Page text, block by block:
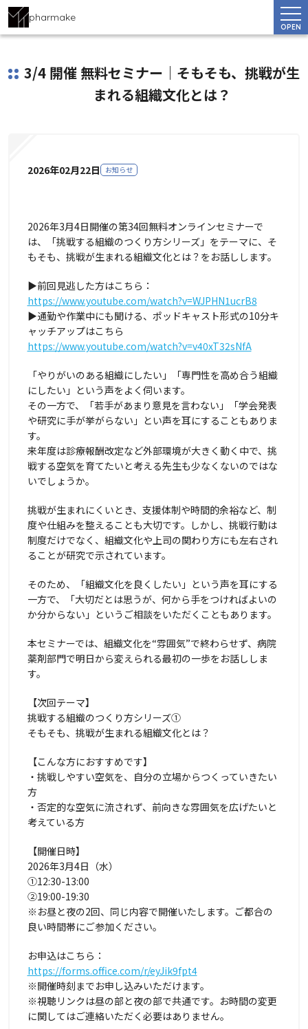
pharmake
OPEN
3/4 開催 無料セミナー｜そもそも、挑戦が生
まれる組織文化とは？
2026年02月22日 お知らせ
2026年3月4日開催の第34回無料オンラインセミナーで
は、「挑戦する組織のつくり方シリーズ」をテーマに、そ
もそも、挑戦が生まれる組織文化とは？をお話しします。
▶前回見逃した方はこちら：
https://www.youtube.com/watch?v=WJPHN1ucrB8
▶通勤や作業中にも聞ける、ポッドキャスト形式の10分キ
ャッチアップはこちら
https://www.youtube.com/watch?v=v40xT32sNfA
「やりがいのある組織にしたい」「専門性を高め合う組織
にしたい」という声をよく伺います。
その一方で、「若手があまり意見を言わない」「学会発表
や研究に手が挙がらない」とい声を耳にすることもありま
す。
来年度は診療報酬改定など外部環境が大きく動く中で、挑
戦する空気を育てたいと考える先生も少なくないのではな
いでしょうか。
挑戦が生まれにくいとき、支援体制や時間的余裕など、制
度や仕組みを整えることも大切です。しかし、挑戦行動は
制度だけでなく、組織文化や上司の関わり方にも左右され
ることが研究で示されています。
そのため、「組織文化を良くしたい」という声を耳にする
一方で、「大切だとは思うが、何から手をつければよいの
か分からない」というご相談をいただくこともあります。
本セミナーでは、組織文化を“雰囲気”で終わらせず、病院
薬剤部門で明日から変えられる最初の一歩をお話ししま
す。
【次回テーマ】
挑戦する組織のつくり方シリーズ①
そもそも、挑戦が生まれる組織文化とは？
【こんな方におすすめです】
・挑戦しやすい空気を、自分の立場からつくっていきたい
方
・否定的な空気に流されず、前向きな雰囲気を広げたいと
考えている方
【開催日時】
2026年3月4日（水）
①12:30-13:00
②19:00-19:30
※お昼と夜の2回、同じ内容で開催いたします。ご都合の
良い時間帯にご参加ください。
お申込はこちら：
https://forms.office.com/r/eyJik9fpt4
※開催時刻までお申し込みいただけます。
※視聴リンクは昼の部と夜の部で共通です。お時間の変更
に関してはご連絡いただく必要はありません。